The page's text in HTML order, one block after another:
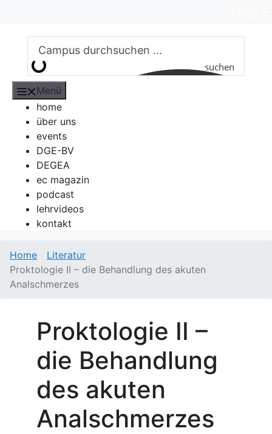
springen
suchen
Menü
home
über uns
events
DGE-BV
DEGEA
ec magazin
podcast
lehrvideos
kontakt
Home
Literatur
Proktologie II – die Behandlung des akuten
Analschmerzes
Proktologie II –
die Behandlung
des akuten
Analschmerzes